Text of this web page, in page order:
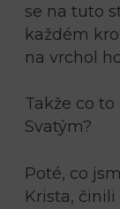
se na tuto
každém
na vrchol
Takže co
Svatým?
Poté, co
Krista,